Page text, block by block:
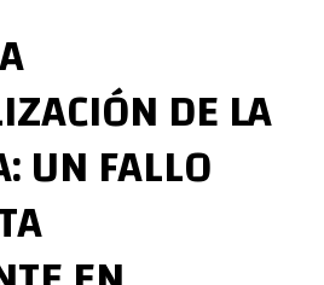
DIGITAL
DE LA
UN FALLO